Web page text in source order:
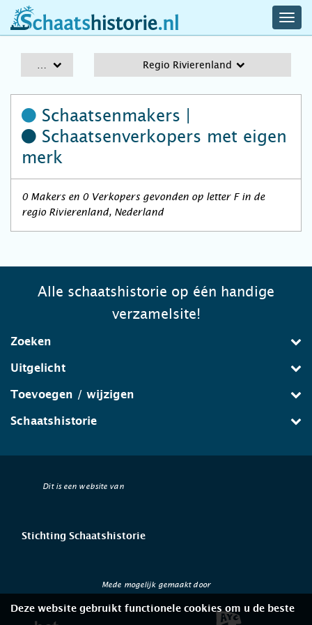
schaatshistorie.nl
Regio Rivierenland
Schaatsenmakers |
Schaatsenverkopers met eigen
merk
0 Makers en 0 Verkopers gevonden op letter F in de
regio Rivierenland, Nederland
Alle schaatshistorie op één handige
verzamelsite!
Zoeken
Uitgelicht
Toevoegen / wijzigen
Schaatshistorie
Dit is een website van
Stichting Schaatshistorie
Mede mogelijk gemaakt door
Deze website gebruikt functionele cookies om u de beste